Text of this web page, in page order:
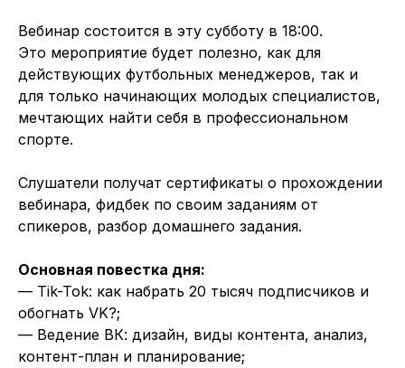
Вебинар состоится в эту субботу в 18:00.
Это мероприятие будет полезно, как для
действующих футбольных менеджеров, так и
для только начинающих молодых специалистов,
мечтающих найти себя в профессиональном
спорте.
Слушатели получат сертификаты о прохождении
вебинара, фидбек по своим заданиям от
спикеров, разбор домашнего задания.
Основная повестка дня:
— Tik-Tok: как набрать 20 тысяч подписчиков и
обогнать VK?;
— Ведение ВК: дизайн, виды контента, анализ,
контент-план и планирование;